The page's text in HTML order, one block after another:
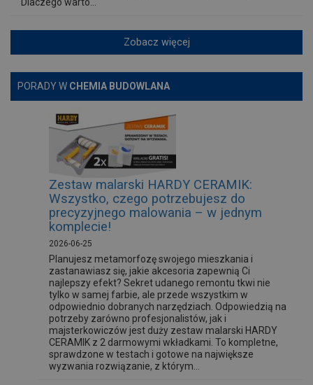
Dlaczego warto...
Zobacz więcej
PORADY W CHEMIA BUDOWLANA
Zestaw malarski HARDY CERAMIK:
Wszystko, czego potrzebujesz do
precyzyjnego malowania – w jednym
komplecie!
2026-06-25
Planujesz metamorfozę swojego mieszkania i
zastanawiasz się, jakie akcesoria zapewnią Ci
najlepszy efekt? Sekret udanego remontu tkwi nie
tylko w samej farbie, ale przede wszystkim w
odpowiednio dobranych narzędziach. Odpowiedzią na
potrzeby zarówno profesjonalistów, jak i
majsterkowiczów jest duży zestaw malarski HARDY
CERAMIK z 2 darmowymi wkładkami. To kompletne,
sprawdzone w testach i gotowe na największe
wyzwania rozwiązanie, z którym...